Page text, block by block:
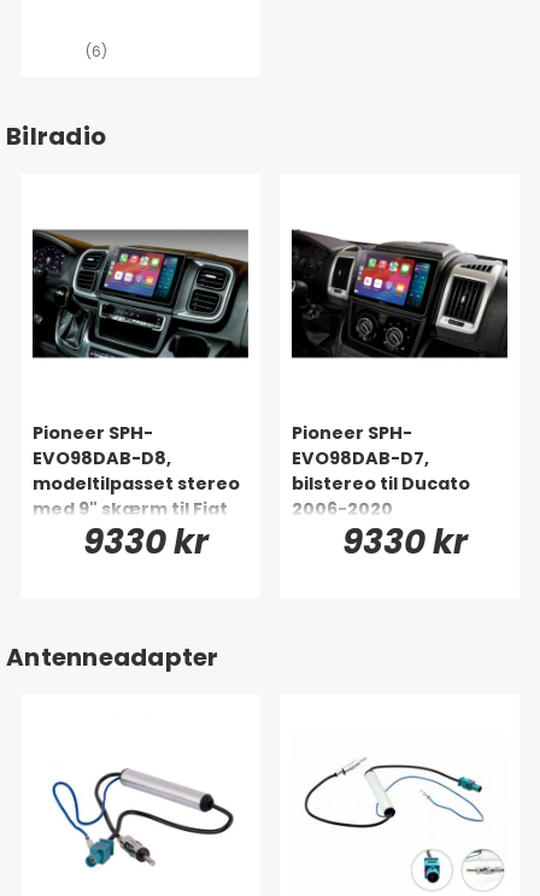
(6)
Bilradio
Pioneer SPH-
EVO98DAB-D8,
modeltilpasset stereo
med 9" skærm til Fiat
Ducato 89330 kr
Pioneer SPH-
EVO98DAB-D7,
bilstereo til Ducato
2006-2020
9330 kr
Antenneadapter